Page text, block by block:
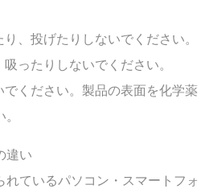
、投げたりしないでください。
ったりしないでください。
ください。製品の表面を化学薬
違い
れているパソコン・スマートフォ